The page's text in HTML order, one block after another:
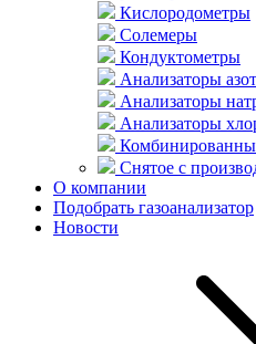
Кислородометры
Солемеры
Кондуктометры
Анализаторы
Анализаторы
Анализаторы
Снятое с
О компании
Подобрать газоанализатор
Новости